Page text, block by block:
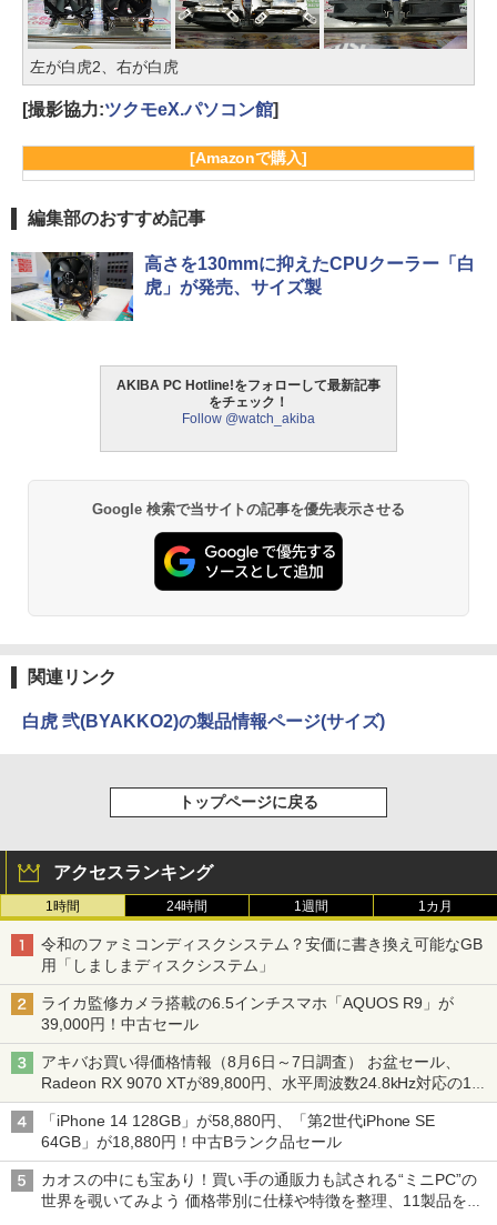
左が白虎2、右が白虎
[撮影協力:ツクモeX.パソコン館]
[Amazonで購入]
編集部のおすすめ記事
高さを130mmに抑えたCPUクーラー「白
虎」が発売、サイズ製
AKIBA PC Hotline!をフォローして最新記事
をチェック！
Follow @watch_akiba
Google 検索で当サイトの記事を優先表示させる
関連リンク
白虎 弐(BYAKKO2)の製品情報ページ(サイズ)
トップページに戻る
アクセスランキング
1時間 24時間 1週間 1カ月
令和のファミコンディスクシステム？安価に書き換え可能なGB
用「しましまディスクシステム」
ライカ監修カメラ搭載の6.5インチスマホ「AQUOS R9」が
39,000円！中古セール
アキバお買い得価格情報（8月6日～7日調査） お盆セール、
Radeon RX 9070 XTが89,800円、水平周波数24.8kHz対応の17
型モニターが9,801円、暑さ指数連動セール ほか
「iPhone 14 128GB」が58,880円、「第2世代iPhone SE
64GB」が18,880円！中古Bランク品セール
カオスの中にも宝あり！買い手の通販力も試される“ミニPC”の
世界を覗いてみよう 価格帯別に仕様や特徴を整理、11製品をピ